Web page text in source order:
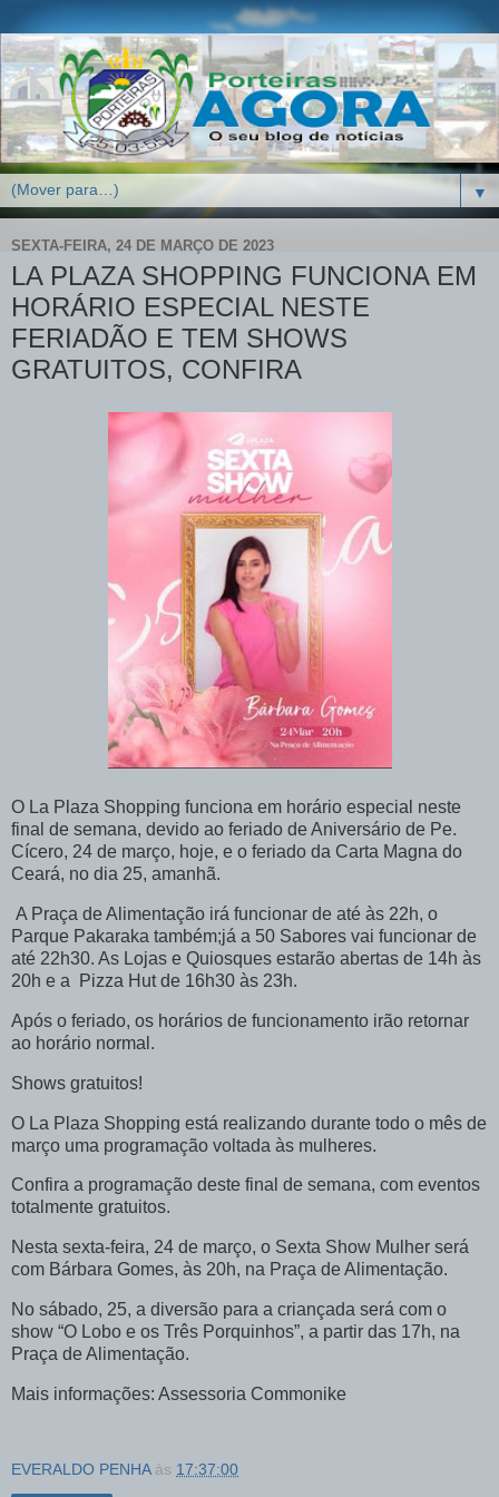
▼
SEXTA-FEIRA, 24 DE MARÇO DE 2023
LA PLAZA SHOPPING FUNCIONA EM
HORÁRIO ESPECIAL NESTE
FERIADÃO E TEM SHOWS
GRATUITOS, CONFIRA
O La Plaza Shopping funciona em horário especial neste
final de semana, devido ao feriado de Aniversário de Pe.
Cícero, 24 de março, hoje, e o feriado da Carta Magna do
Ceará, no dia 25, amanhã.
A Praça de Alimentação irá funcionar de até às 22h, o
Parque Pakaraka também;já a 50 Sabores vai funcionar de
até 22h30. As Lojas e Quiosques estarão abertas de 14h às
20h e a Pizza Hut de 16h30 às 23h.
Após o feriado, os horários de funcionamento irão retornar
ao horário normal.
Shows gratuitos!
O La Plaza Shopping está realizando durante todo o mês de
março uma programação voltada às mulheres.
Confira a programação deste final de semana, com eventos
totalmente gratuitos.
Nesta sexta-feira, 24 de março, o Sexta Show Mulher será
com Bárbara Gomes, às 20h, na Praça de Alimentação.
No sábado, 25, a diversão para a criançada será com o
show “O Lobo e os Três Porquinhos”, a partir das 17h, na
Praça de Alimentação.
Mais informações: Assessoria Commonike
EVERALDO PENHA às 17:37:00